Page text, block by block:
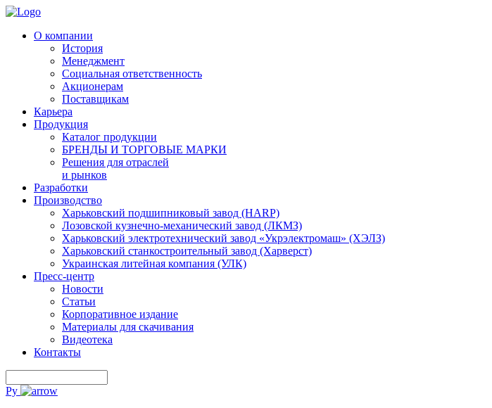
О компании
История
Менеджмент
Социальная ответственность
Акционерам
Поставщикам
Карьера
Продукция
Каталог продукции
БРЕНДЫ И ТОРГОВЫЕ МАРКИ
Решения для отраслей
и рынков
Разработки
Производство
Харьковский подшипниковый завод (HARP)
Лозовской кузнечно-механический завод (ЛКМЗ)
Харьковский электротехнический завод «Укрэлектромаш» (ХЭЛЗ)
Харьковский станкостроительный завод (Харверст)
Украинская литейная компания (УЛК)
Пресс-центр
Новости
Статьи
Корпоративное издание
Материалы для скачивания
Видеотека
Контакты
Ру